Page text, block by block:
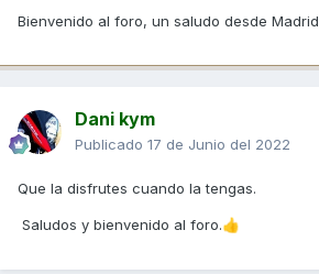
Bienvenido al foro, un saludo desde
Dani kym
Publicado 17 de Junio del 2022
Que la disfrutes cuando la tengas.
Saludos y bienvenido al foro.👍